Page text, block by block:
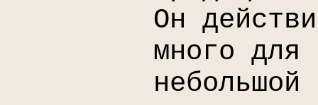
Он
много для
небольшой